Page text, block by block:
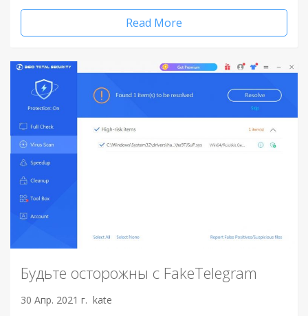
Read More
Будьте осторожны с FakeTelegram
30 Апр. 2021 г. kate